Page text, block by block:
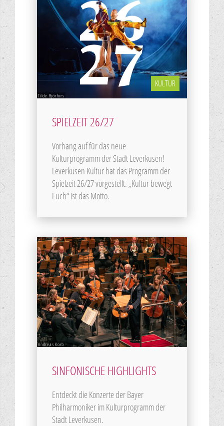
KULTUR
Tilde Björfors
SPIELZEIT 26/27
Vorhang auf für das neue
Kulturprogramm der Stadt Leverkusen!
Leverkusen Kultur hat das Programm der
Spielzeit 26/27 vorgestellt. „Kultur bewegt
Euch“ ist das Motto.
Andreas Korb
SINFONISCHE HIGHLIGHTS
Entdeckt die Konzerte der Bayer
Philharmoniker im Kulturprogramm der
Stadt Leverkusen.